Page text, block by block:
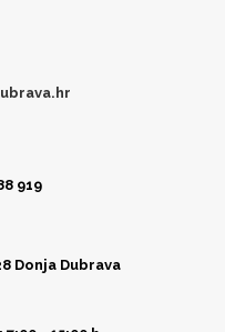
919
Donja Dubrava